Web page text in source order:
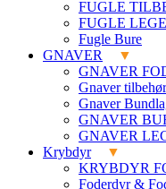
FUGLE
FUGLE
Fugle Bure
GNAVER
GNAVER
Gnaver tilbehør
Gnaver
GNAVER
GNAVER
Krybdyr
KRYBDYR
Foderdyr &